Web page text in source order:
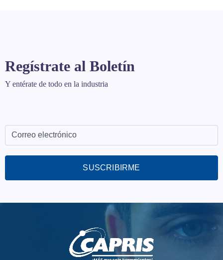
Regístrate al Boletín
Y entérate de todo en la industria
SUSCRIBIRME